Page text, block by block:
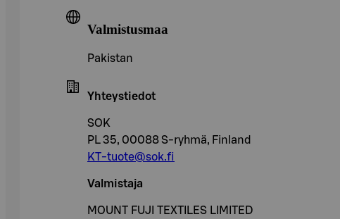
Valmistusmaa
Pakistan
Yhteystiedot
SOK
PL 35, 00088 S-ryhmä, Finland
KT-tuote@sok.fi
Valmistaja
MOUNT FUJI TEXTILES LIMITED